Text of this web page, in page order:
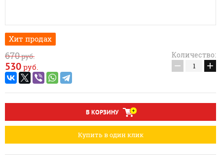
Хит продах
670руб.
530 руб.
Количество:
− +
В КОРЗИНУ
Купить в один клик